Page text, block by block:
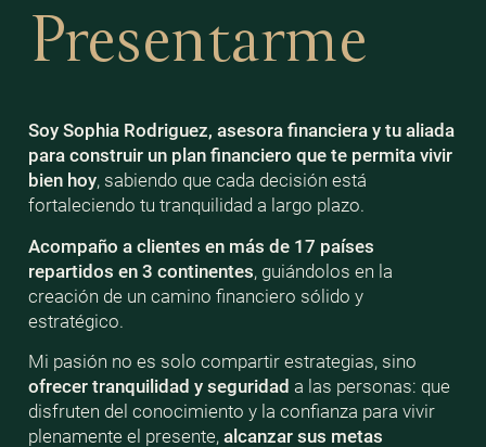
Presentarme
Soy Sophia Rodriguez, asesora financiera y tu aliada
para construir un plan financiero que te permita vivir
bien hoy, sabiendo que cada decisión está
fortaleciendo tu tranquilidad a largo plazo.
Acompaño a clientes en más de 17 países
repartidos en 3 continentes, guiándolos en la
creación de un camino financiero sólido y
estratégico.
Mi pasión no es solo compartir estrategias, sino
ofrecer tranquilidad y seguridad a las personas: que
disfruten del conocimiento y la confianza para vivir
plenamente el presente, alcanzar sus metas